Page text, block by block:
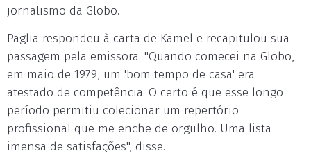
jornalismo da Globo.
Paglia respondeu à carta de Kamel e recapitulou sua
passagem pela emissora. "Quando comecei na Globo,
em maio de 1979, um 'bom tempo de casa' era
atestado de competência. O certo é que esse longo
período permitiu colecionar um repertório
profissional que me enche de orgulho. Uma lista
imensa de satisfações", disse.